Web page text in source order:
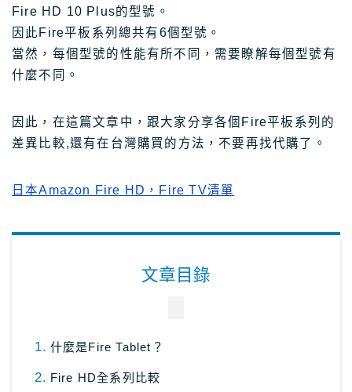
日亞｜Amazon Music
日本樂天｜最新優惠
日本轉運推薦Rakuten Global教學
日本租車｜8大租車網站比較
日本租車｜Tabirai租車
Stockphoto 付費圖庫，免費圖庫介紹
Fire HD 10 Plus的型號。
因此Fire平板系列總共有6個型號。
當然，每個型號的性能有所不同，需要瞭解每個型號有
什麼不同。
因此，在這篇文章中，跟大家分享各個Fire平板系列的
差異比較,還有在台灣購買的方法，不要再找代購了。
日本Amazon Fire HD，Fire TV清單
文章目錄
什麼是Fire Tablet？
Fire HD全系列比較